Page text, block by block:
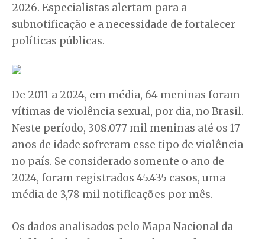
2026. Especialistas alertam para a
subnotificação e a necessidade de fortalecer
políticas públicas.
De 2011 a 2024, em média, 64 meninas foram
vítimas de violência sexual, por dia, no Brasil.
Neste período, 308.077 mil meninas até os 17
anos de idade sofreram esse tipo de violência
no país. Se considerado somente o ano de
2024, foram registrados 45.435 casos, uma
média de 3,78 mil notificações por mês.
Os dados analisados pelo Mapa Nacional da